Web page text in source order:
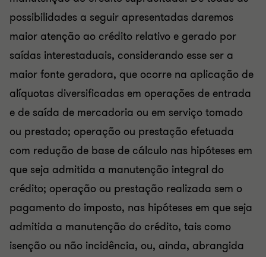
possibilidades a seguir apresentadas daremos
maior atenção ao crédito relativo e gerado por
saídas interestaduais, considerando esse ser a
maior fonte geradora, que ocorre na aplicação de
alíquotas diversificadas em operações de entrada
e de saída de mercadoria ou em serviço tomado
ou prestado; operação ou prestação efetuada
com redução de base de cálculo nas hipóteses em
que seja admitida a manutenção integral do
crédito; operação ou prestação realizada sem o
pagamento do imposto, nas hipóteses em que seja
admitida a manutenção do crédito, tais como
isenção ou não incidência, ou, ainda, abrangida